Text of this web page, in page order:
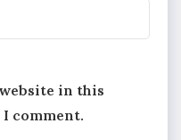
in this
comment.